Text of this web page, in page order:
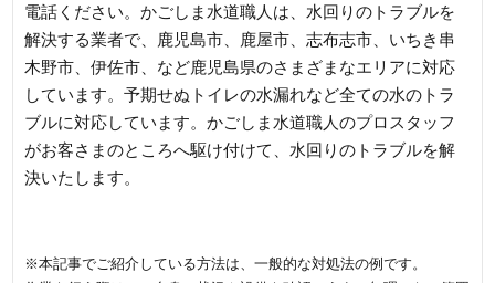
電話ください。かごしま水道職人は、水回りのトラブルを
解決する業者で、鹿児島市、鹿屋市、志布志市、いちき串
木野市、伊佐市、など鹿児島県のさまざまなエリアに対応
しています。予期せぬトイレの水漏れなど全ての水のトラ
ブルに対応しています。かごしま水道職人のプロスタッフ
がお客さまのところへ駆け付けて、水回りのトラブルを解
決いたします。
※本記事でご紹介している方法は、一般的な対処法の例です。